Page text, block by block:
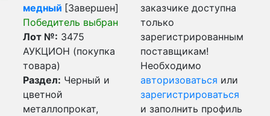
медный [Завершен]
Победитель выбран
Лот №: 3475
АУКЦИОН (покупка
товара)
Раздел: Черный и
цветной
металлопрокат,
заказчике доступна
только
зарегистрированным
поставщикам!
Необходимо
авторизоваться или
зарегистрироваться
и заполнить профиль